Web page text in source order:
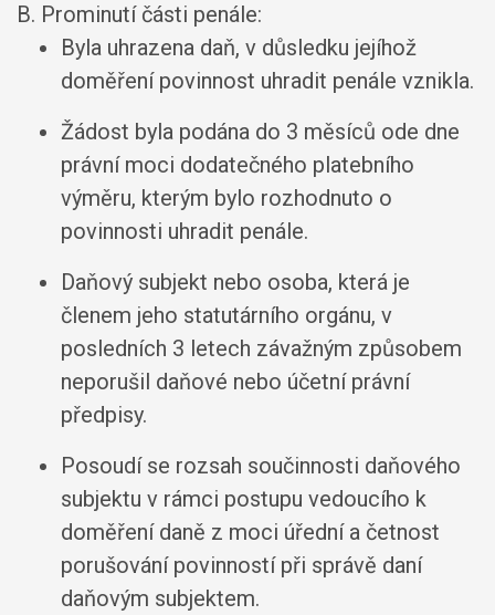
B. Prominutí části penále:
Byla uhrazena daň, v důsledku jejíhož
doměření povinnost uhradit penále vznikla.
Žádost byla podána do 3 měsíců ode dne
právní moci dodatečného platebního
výměru, kterým bylo rozhodnuto o
povinnosti uhradit penále.
Daňový subjekt nebo osoba, která je
členem jeho statutárního orgánu, v
posledních 3 letech závažným způsobem
neporušil daňové nebo účetní právní
předpisy.
Posoudí se rozsah součinnosti daňového
subjektu v rámci postupu vedoucího k
doměření daně z moci úřední a četnost
porušování povinností při správě daní
daňovým subjektem.